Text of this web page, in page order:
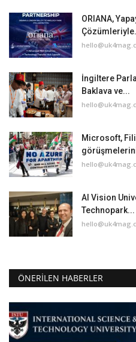
ORIANA,
İngiltere
Baklava ve...
Microsoft,
AI Vision
Technopark...
ÖNERILEN HABERLER